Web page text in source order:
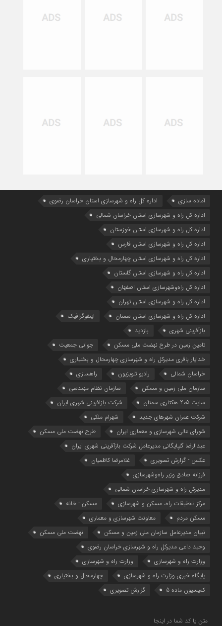
آماده سازی
اداره كل راه و شهرسازي استان خراسان رضوي
اداره كل راه و شهرسازي استان خراسان شمالي
اداره كل راه و شهرسازي استان خوزستان
اداره كل راه و شهرسازي استان فارس
اداره كل راه و شهرسازي استان چهارمحال و بختياري
اداره كل راه و شهرسازي استان گلستان
اداره كل راه‌و‌شهرسازي استان اصفهان
اداره کل راه و شهرسازی استان تهران
اداره کل راه و شهرسازی استان سمنان
اینفوگرافیک
بازآفرینی شهری
بازدید
تامین زمین در طرح نهضت ملی مسکن
جوانی جمعیت
خدایار باقری مدیرکل راه و شهرسازی چهارمحال و بختیاری
خراسان شمالی
رادیو تلویزیون
راهسازی
سازمان ملی زمین و مسکن
سازمان نظام مهندسی
سایت 205 هکتاری سمنان
شرکت بازافرینی شهری ایران
شرکت عمران شهرهای جدید
شهرام ملکی
شوراي عالي شهرسازی و معماري ايران
طرح نهضت ملی مسکن
عبدالرضا گلپایگانی مدیرعامل شرکت بازآفرینی شهری ایران
عکس - گزارش تصویری
غلامرضا کاظمیان
فرزانه صادق وزیر راه‌وشهرسازی
مدیرکل راه و شهرسازی خراسان شمالی
مرکز تحقیقات راه، مسکن و شهرسازی
مسکن - خانه
مسکن مردم
معاونت شهرسازي و معماري
نبیان مدیرعامل سازمان ملی زمین و مسکن
نهضت ملی مسکن
وحید داعی مدیرکل راه و شهرسازی خراسان رضوی
وزارت راه و شهرسازي
وزارت راه و شهرسازی
پایگاه خبری وزارت راه و شهرسازی
چهارمحال و بختیاری
کمیسیون ماده 5
گزارش تصویری
متن یا کد شما در اینجا